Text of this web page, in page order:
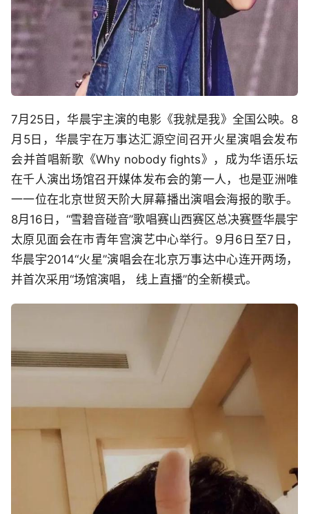
7月25日，华晨宇主演的电影《我就是我》全国公映。8
月5日，华晨宇在万事达汇源空间召开火星演唱会发布
会并首唱新歌《Why nobody fights》，成为华语乐坛
在千人演出场馆召开媒体发布会的第一人，也是亚洲唯
一一位在北京世贸天阶大屏幕播出演唱会海报的歌手。
8月16日，“雪碧音碰音”歌唱赛山西赛区总决赛暨华晨宇
太原见面会在市青年宫演艺中心举行。9月6日至7日，
华晨宇2014“火星”演唱会在北京万事达中心连开两场，
并首次采用“场馆演唱， 线上直播”的全新模式。